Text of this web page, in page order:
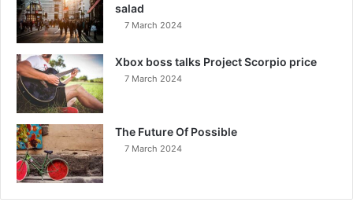
salad
7 March 2024
Xbox boss talks Project Scorpio price
7 March 2024
The Future Of Possible
7 March 2024